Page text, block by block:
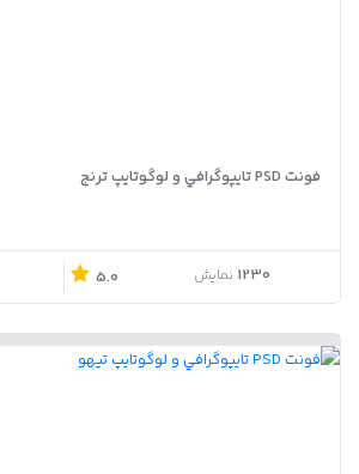
فونت PSD تايپوگرافي و لوگوتايپ ترنج
1230 نمایش 5.0